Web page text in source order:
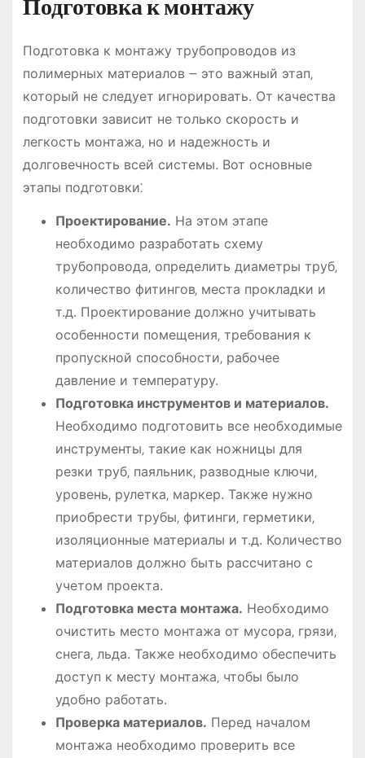
Подготовка к монтажу
Подготовка к монтажу трубопроводов из
полимерных материалов ౼ это важный этап‚
который не следует игнорировать. От качества
подготовки зависит не только скорость и
легкость монтажа‚ но и надежность и
долговечность всей системы. Вот основные
этапы подготовки⁚
Проектирование. На этом этапе
необходимо разработать схему
трубопровода‚ определить диаметры труб‚
количество фитингов‚ места прокладки и
т.д. Проектирование должно учитывать
особенности помещения‚ требования к
пропускной способности‚ рабочее
давление и температуру.
Подготовка инструментов и материалов.
Необходимо подготовить все необходимые
инструменты‚ такие как ножницы для
резки труб‚ паяльник‚ разводные ключи‚
уровень‚ рулетка‚ маркер. Также нужно
приобрести трубы‚ фитинги‚ герметики‚
изоляционные материалы и т.д. Количество
материалов должно быть рассчитано с
учетом проекта.
Подготовка места монтажа. Необходимо
очистить место монтажа от мусора‚ грязи‚
снега‚ льда. Также необходимо обеспечить
доступ к месту монтажа‚ чтобы было
удобно работать.
Проверка материалов. Перед началом
монтажа необходимо проверить все